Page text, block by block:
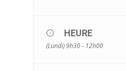
HEURE
(Lundi) 9h30 - 12h00